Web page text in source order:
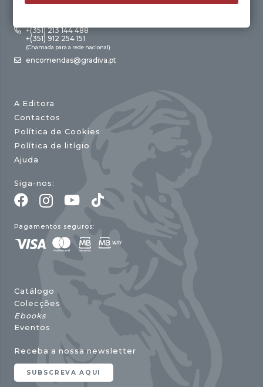
+(351) 213 144 488
+(351) 912 254 151
(Chamada para a rede nacional)
encomendas@gradiva.pt
A Editora
Contactos
Política de Cookies
Política de litígio
Ajuda
Siga-nos:
Pagamentos seguros:
Catálogo
Colecções
Ebooks
Eventos
Receba a nossa newsletter
SUBSCREVA AQUI